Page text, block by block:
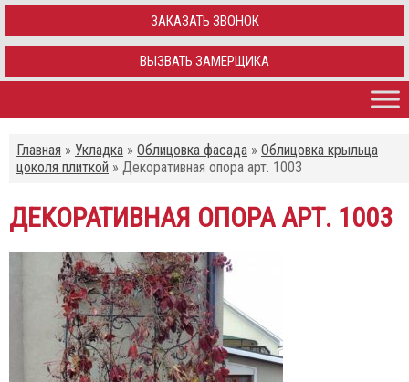
ЗАКАЗАТЬ ЗВОНОК
ВЫЗВАТЬ ЗАМЕРЩИКА
Главная » Укладка » Облицовка фасада » Облицовка крыльца
цоколя плиткой » Декоративная опора арт. 1003
ДЕКОРАТИВНАЯ ОПОРА АРТ. 1003